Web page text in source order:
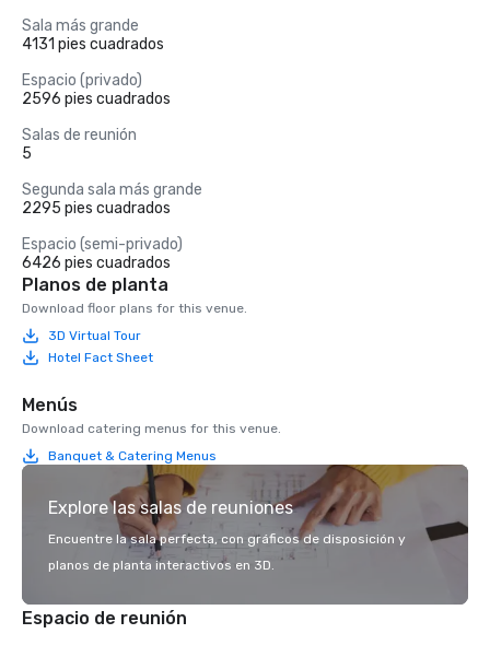
Sala más grande
4131 pies cuadrados
Espacio (privado)
2596 pies cuadrados
Salas de reunión
5
Segunda sala más grande
2295 pies cuadrados
Espacio (semi-privado)
6426 pies cuadrados
Planos de planta
Download floor plans for this venue.
3D Virtual Tour
Hotel Fact Sheet
Menús
Download catering menus for this venue.
Banquet & Catering Menus
Explore las salas de reuniones
Encuentre la sala perfecta, con gráficos de disposición y
planos de planta interactivos en 3D.
Espacio de reunión